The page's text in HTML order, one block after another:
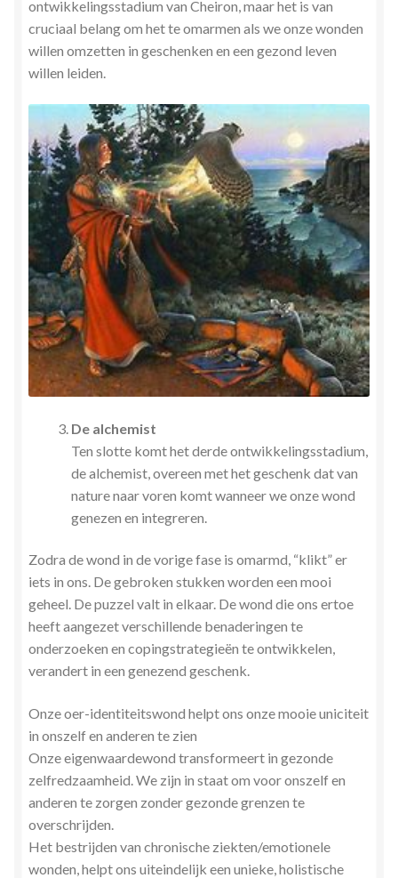
ontwikkelingsstadium van Cheiron, maar het is van
cruciaal belang om het te omarmen als we onze wonden
willen omzetten in geschenken en een gezond leven
willen leiden.
De alchemist
Ten slotte komt het derde ontwikkelingsstadium,
de alchemist, overeen met het geschenk dat van
nature naar voren komt wanneer we onze wond
genezen en integreren.
Zodra de wond in de vorige fase is omarmd, “klikt” er
iets in ons. De gebroken stukken worden een mooi
geheel. De puzzel valt in elkaar. De wond die ons ertoe
heeft aangezet verschillende benaderingen te
onderzoeken en copingstrategieën te ontwikkelen,
verandert in een genezend geschenk.
Onze oer-identiteitswond helpt ons onze mooie uniciteit
in onszelf en anderen te zien
Onze eigenwaardewond transformeert in gezonde
zelfredzaamheid. We zijn in staat om voor onszelf en
anderen te zorgen zonder gezonde grenzen te
overschrijden.
Het bestrijden van chronische ziekten/emotionele
wonden, helpt ons uiteindelijk een unieke, holistische